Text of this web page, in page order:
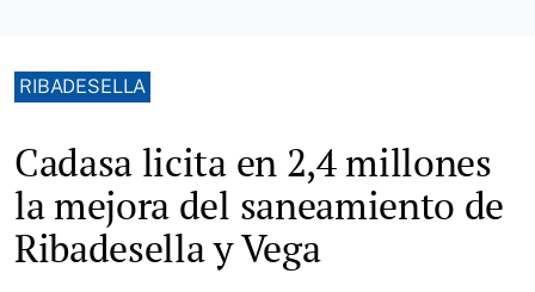
RIBADESELLA
Cadasa licita en 2,4 millones
la mejora del saneamiento de
Ribadesella y Vega